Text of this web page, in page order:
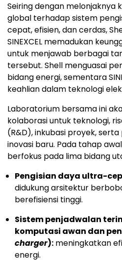
Seiring dengan melonjaknya
global terhadap sistem
cepat, efisien, dan cerdas,
SINEXCEL memadukan
untuk menjawab berbagai
tersebut. Shell menguasai
bidang energi, sementara
keahlian dalam teknologi
Laboratorium bersama ini
kolaborasi untuk teknologi,
(R&D), inkubasi proyek,
inovasi baru. Pada tahap
berfokus pada lima bidang
Pengisian daya ultra-
didukung arsitektur
berefisiensi tinggi.
Sistem penjadwalan
komputasi awan dan
charger): meningkatkan
energi.